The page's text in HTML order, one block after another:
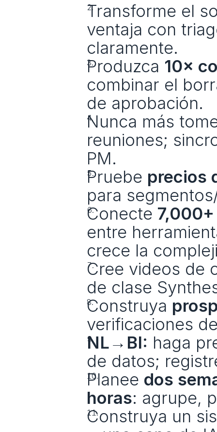
Transforme el
ventaja con
claramente.
Produzca 10×
combinar el
de aprobación.
Nunca más
reuniones;
PM.
Pruebe precios
para
Conecte
entre
crece la
Cree videos de
de clase
Construya
verificaciones
NL→BI: haga
de datos;
Planee dos
horas: agrupe,
Construya un